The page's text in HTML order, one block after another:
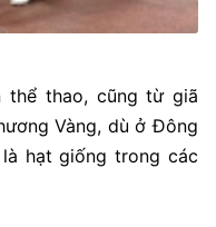
thể thao, cũng từ giã
Vàng, dù ở Đông
hạt giống trong các